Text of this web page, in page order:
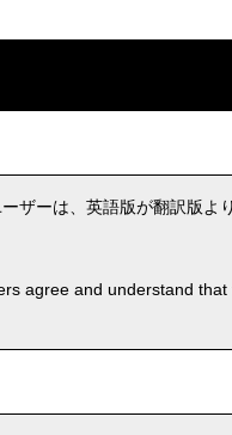
ザーは、英語版が翻訳版よ
agree and understand